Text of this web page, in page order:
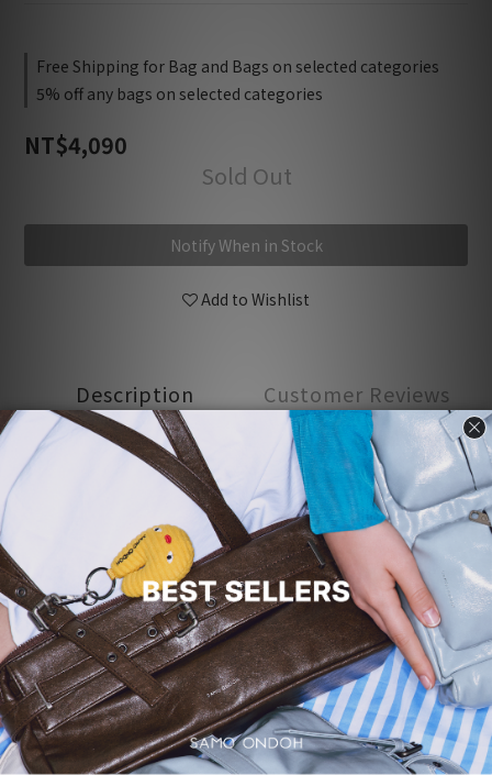
Free Shipping for Bag and Bags on selected categories
5% off any bags on selected categories
NT$4,090
Sold Out
Notify When in Stock
Add to Wishlist
Description Customer Reviews